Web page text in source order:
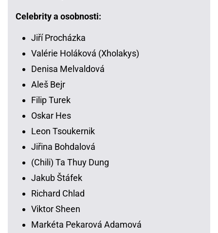
Celebrity a osobnosti:
Jiří Procházka
Valérie Holáková (Xholakys)
Denisa Melvaldová
Aleš Bejr
Filip Turek
Oskar Hes
Leon Tsoukernik
Jiřina Bohdalová
(Chili) Ta Thuy Dung
Jakub Štáfek
Richard Chlad
Viktor Sheen
Markéta Pekarová Adamová